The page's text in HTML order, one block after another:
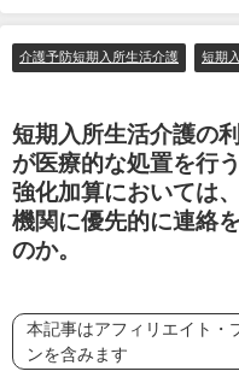
介護予防短期入所生活介護 短期
短期入所生活介護の
が医療的な処置を行
強化加算においては
機関に優先的に連絡
のか。
本記事はアフィリエイト・
ンを含みます